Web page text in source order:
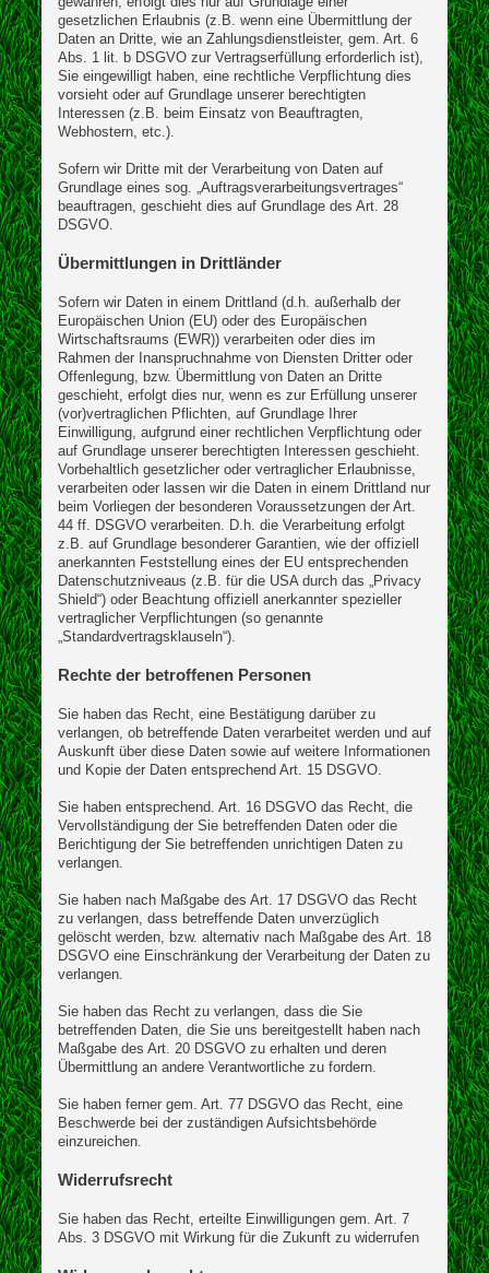
gesetzlichen Erlaubnis (z.B. wenn eine Übermittlung der
Daten an Dritte, wie an Zahlungsdienstleister, gem. Art. 6
Abs. 1 lit. b DSGVO zur Vertragserfüllung erforderlich ist),
Sie eingewilligt haben, eine rechtliche Verpflichtung dies
vorsieht oder auf Grundlage unserer berechtigten
Interessen (z.B. beim Einsatz von Beauftragten,
Webhostern, etc.).
Sofern wir Dritte mit der Verarbeitung von Daten auf
Grundlage eines sog. „Auftragsverarbeitungsvertrages“
beauftragen, geschieht dies auf Grundlage des Art. 28
DSGVO.
Übermittlungen in Drittländer
Sofern wir Daten in einem Drittland (d.h. außerhalb der
Europäischen Union (EU) oder des Europäischen
Wirtschaftsraums (EWR)) verarbeiten oder dies im
Rahmen der Inanspruchnahme von Diensten Dritter oder
Offenlegung, bzw. Übermittlung von Daten an Dritte
geschieht, erfolgt dies nur, wenn es zur Erfüllung unserer
(vor)vertraglichen Pflichten, auf Grundlage Ihrer
Einwilligung, aufgrund einer rechtlichen Verpflichtung oder
auf Grundlage unserer berechtigten Interessen geschieht.
Vorbehaltlich gesetzlicher oder vertraglicher Erlaubnisse,
verarbeiten oder lassen wir die Daten in einem Drittland nur
beim Vorliegen der besonderen Voraussetzungen der Art.
44 ff. DSGVO verarbeiten. D.h. die Verarbeitung erfolgt
z.B. auf Grundlage besonderer Garantien, wie der offiziell
anerkannten Feststellung eines der EU entsprechenden
Datenschutzniveaus (z.B. für die USA durch das „Privacy
Shield“) oder Beachtung offiziell anerkannter spezieller
vertraglicher Verpflichtungen (so genannte
„Standardvertragsklauseln“).
Rechte der betroffenen Personen
Sie haben das Recht, eine Bestätigung darüber zu
verlangen, ob betreffende Daten verarbeitet werden und auf
Auskunft über diese Daten sowie auf weitere Informationen
und Kopie der Daten entsprechend Art. 15 DSGVO.
Sie haben entsprechend. Art. 16 DSGVO das Recht, die
Vervollständigung der Sie betreffenden Daten oder die
Berichtigung der Sie betreffenden unrichtigen Daten zu
verlangen.
Sie haben nach Maßgabe des Art. 17 DSGVO das Recht
zu verlangen, dass betreffende Daten unverzüglich
gelöscht werden, bzw. alternativ nach Maßgabe des Art. 18
DSGVO eine Einschränkung der Verarbeitung der Daten zu
verlangen.
Sie haben das Recht zu verlangen, dass die Sie
betreffenden Daten, die Sie uns bereitgestellt haben nach
Maßgabe des Art. 20 DSGVO zu erhalten und deren
Übermittlung an andere Verantwortliche zu fordern.
Sie haben ferner gem. Art. 77 DSGVO das Recht, eine
Beschwerde bei der zuständigen Aufsichtsbehörde
einzureichen.
Widerrufsrecht
Sie haben das Recht, erteilte Einwilligungen gem. Art. 7
Abs. 3 DSGVO mit Wirkung für die Zukunft zu widerrufen